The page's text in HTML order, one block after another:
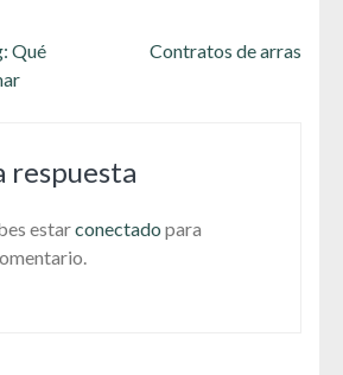
Qué
Contratos de arras
respuesta
estarconectado para